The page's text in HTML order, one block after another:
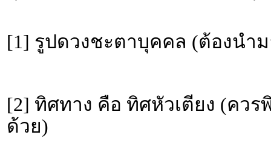
[1] รูปดวงชะตาบุคคล (ต้องนำ
[2] ทิศทาง คือ ทิศหัวเตียง (คว
ด้วย)